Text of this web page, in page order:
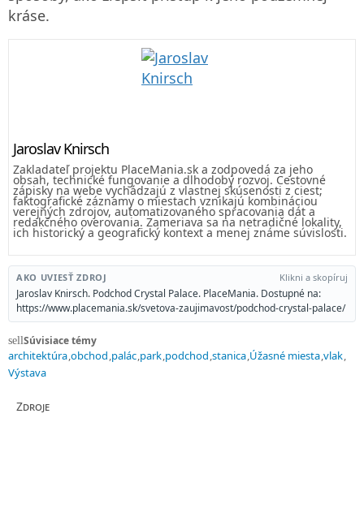
kráse.
Jaroslav Knirsch
Zakladateľ projektu PlaceMania.sk a zodpovedá za jeho
obsah, technické fungovanie a dlhodobý rozvoj. Cestovné
zápisky na webe vychádzajú z vlastnej skúsenosti z ciest;
faktografické záznamy o miestach vznikajú kombináciou
verejných zdrojov, automatizovaného spracovania dát a
redakčného overovania. Zameriava sa na netradičné lokality,
ich historický a geografický kontext a menej známe súvislosti.
AKO UVIESŤ ZDROJ Klikni a skopíruj
Jaroslav Knirsch. Podchod Crystal Palace. PlaceMania. Dostupné na:
https://www.placemania.sk/svetova-zaujimavost/podchod-crystal-palace/
sellSúvisiace témy
architektúra obchod palác park podchod stanica Úžasné miesta vlak
Výstava
Zdroje